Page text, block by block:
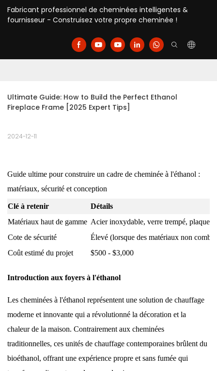
Fabricant professionnel de cheminées intelligentes &
fournisseur - Construisez votre propre cheminée !
Ultimate Guide: How to Build the Perfect Ethanol
Fireplace Frame [2025 Expert Tips]
2024-12-11
Guide ultime pour construire un cadre de cheminée à l'éthanol :
matériaux, sécurité et conception
Clé à retenir
Détails
Matériaux haut de gamme Acier inoxydable, verre trempé, plaques
Cote de sécurité
Élevé (lorsque des matériaux non
Coût estimé du projet
$500 - $3,000
Introduction aux foyers à l'éthanol
Les cheminées à l'éthanol représentent une solution de chauffage
moderne et innovante qui a révolutionné la décoration et la
chaleur de la maison. Contrairement aux cheminées
traditionnelles, ces unités de chauffage contemporaines brûlent du
bioéthanol, offrant une expérience propre et sans fumée qui